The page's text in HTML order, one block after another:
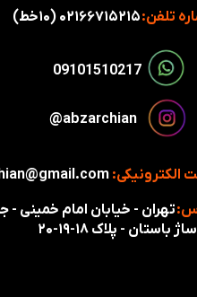
تلفن:
تهران - خیابان امام خمینی
باستان - پلاک ۱۸-۱۹-۲۰
الکترونیکی:
​​09101510217​​​​​​​
​​​abzarchian@